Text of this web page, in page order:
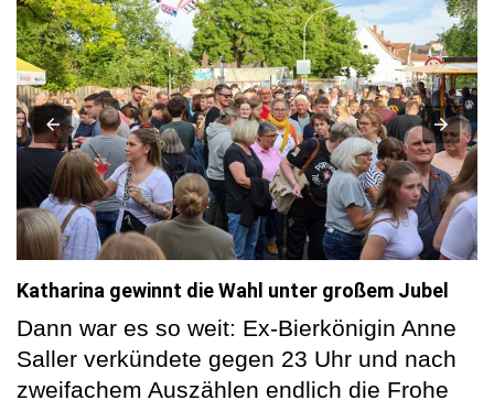
Katharina gewinnt die Wahl unter großem Jubel
Dann war es so weit: Ex-Bierkönigin Anne
Saller verkündete gegen 23 Uhr und nach
zweifachem Auszählen endlich die Frohe